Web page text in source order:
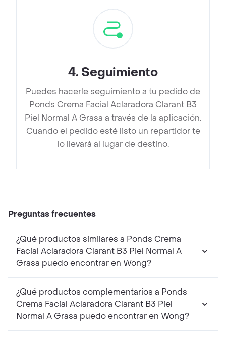
4. Seguimiento
Puedes hacerle seguimiento a tu pedido de
Ponds Crema Facial Aclaradora Clarant B3
Piel Normal A Grasa a través de la aplicación.
Cuando el pedido esté listo un repartidor te
lo llevará al lugar de destino.
Preguntas frecuentes
¿Qué productos similares a Ponds Crema
Facial Aclaradora Clarant B3 Piel Normal A
Grasa puedo encontrar en Wong?
¿Qué productos complementarios a Ponds
Crema Facial Aclaradora Clarant B3 Piel
Normal A Grasa puedo encontrar en Wong?